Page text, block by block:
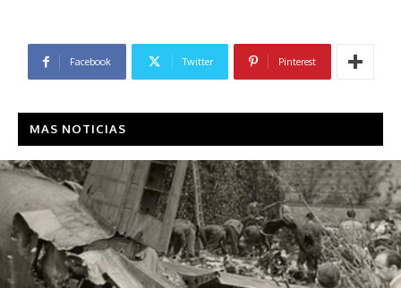
Facebook Twitter Pinterest
MAS NOTICIAS